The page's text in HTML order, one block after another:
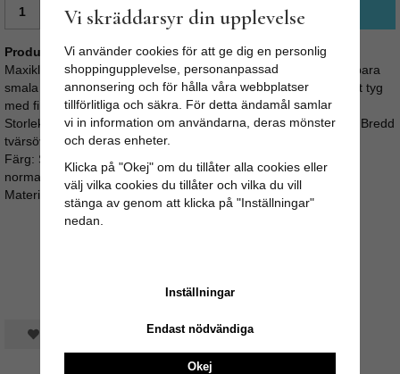
LÄGG I VARUKORG
Produktbeskrivning:
Maxiklänning Soul, Grå är en klassisk långklänning med justerbara
smala axelband. Diskret pärlsträng vid urringningen. Lätt rynkat tyg
med fint fall. Något kortare fram.
Storlek small: Längd (utan axelband) fram: 92 cm Bak: 112 cm Bredd
tvärsöver Höft: 30 Axelbandslängd: 56
Färg: Svart. Modellen på bilden är 162 cm lång och använder
normalt storlek S-M
Material: 100% Bomull
Spara som favorit
Vi skräddarsyr din upplevelse
Vi använder cookies för att ge dig en personlig
shoppingupplevelse, personanpassad
annonsering och för hålla våra webbplatser
tillförlitliga och säkra. För detta ändamål samlar
vi in information om användarna, deras mönster
och deras enheter.
Klicka på "Okej" om du tillåter alla cookies eller
välj vilka cookies du tillåter och vilka du vill
stänga av genom att klicka på "Inställningar"
nedan.
Inställningar
Endast nödvändiga
Okej